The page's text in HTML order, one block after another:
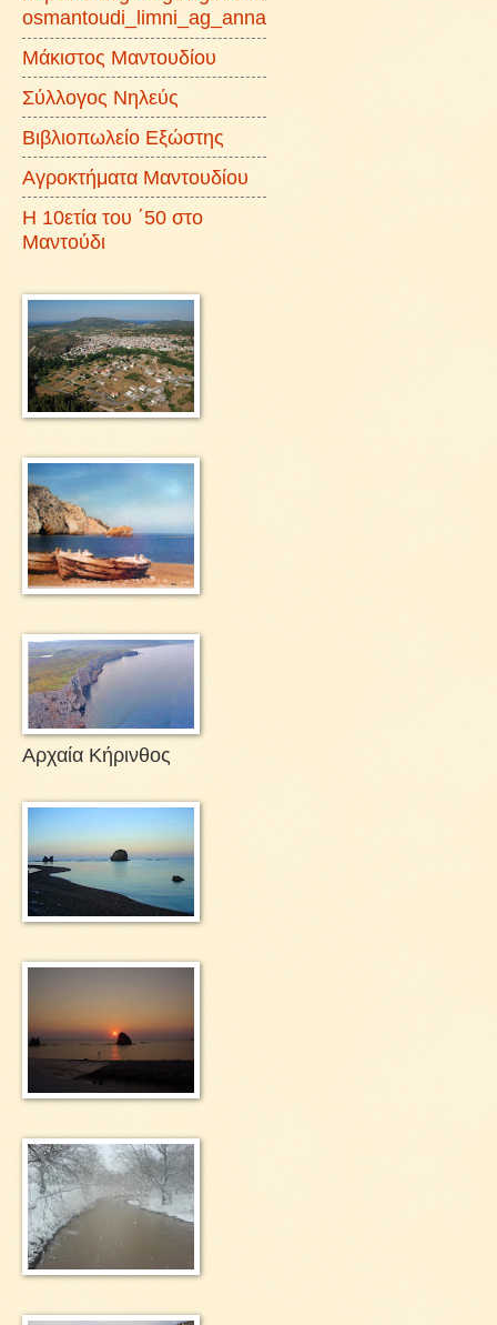
osmantoudi_limni_ag_anna
Μάκιστος Μαντουδίου
Σύλλογος Νηλεύς
Βιβλιοπωλείο Εξώστης
Αγροκτήματα Μαντουδίου
Η 10ετία του ΄50 στο
Μαντούδι
Αρχαία Κήρινθος